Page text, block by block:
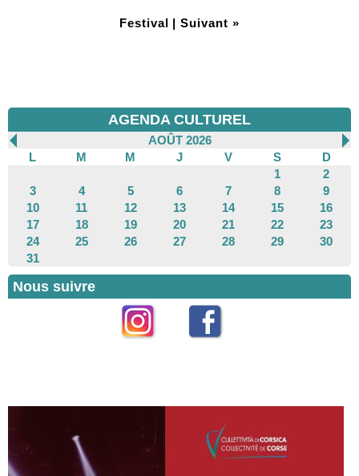
Festival | Suivant »
AGENDA CULTUREL
AOÛT 2026
L
M M J V S
D
1
2
3
4 5 6 7 8
9
10
11 12 13 14 15
16
17
18 19 20 21 22
23
24
25 26 27 28 29
30
31
Nous suivre